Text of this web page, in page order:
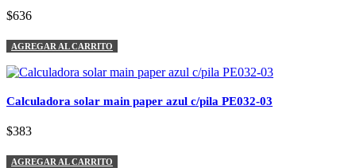
$636
AGREGAR AL CARRITO
Calculadora solar main paper azul c/pila PE032-03
$383
AGREGAR AL CARRITO